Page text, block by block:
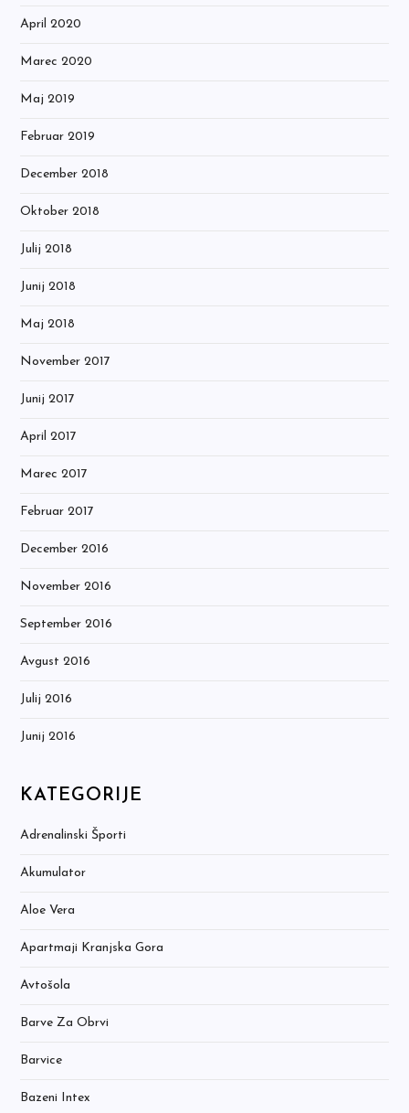
April 2020
Marec 2020
Maj 2019
Februar 2019
December 2018
Oktober 2018
Julij 2018
Junij 2018
Maj 2018
November 2017
Junij 2017
April 2017
Marec 2017
Februar 2017
December 2016
November 2016
September 2016
Avgust 2016
Julij 2016
Junij 2016
KATEGORIJE
Adrenalinski Športi
Akumulator
Aloe Vera
Apartmaji Kranjska Gora
Avtošola
Barve Za Obrvi
Barvice
Bazeni Intex